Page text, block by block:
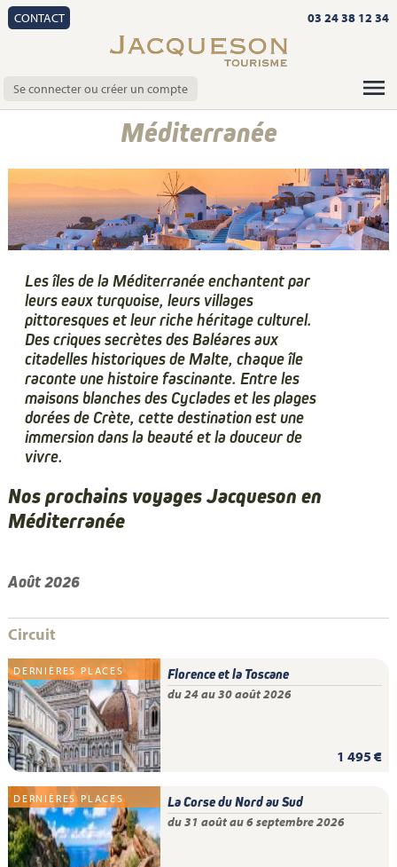
CONTACT 03 24 38 12 34
Se connecter ou créer un compte
Méditerranée
Les îles de la Méditerranée enchantent par
leurs eaux turquoise, leurs villages
pittoresques et leur riche héritage culturel.
Des criques secrètes des Baléares aux
citadelles historiques de Malte, chaque île
raconte une histoire fascinante. Entre les
maisons blanches des Cyclades et les plages
dorées de Crète, cette destination est une
immersion dans la beauté et la douceur de
vivre.
Nos prochains voyages Jacqueson en
Méditerranée
Août 2026
Circuit
DERNIÈRES PLACES Florence et la Toscane
du 24 au 30 août 2026
1 495 €
DERNIÈRES PLACES La Corse du Nord au Sud
du 31 août au 6 septembre 2026